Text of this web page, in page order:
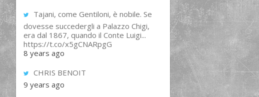
Tajani, come Gentiloni, è nobile. Se
dovesse succedergli a Palazzo Chigi,
era dal 1867, quando il Conte Luigi...
https://t.co/x5gCNARpgG
8 years ago
CHRIS BENOIT
9 years ago